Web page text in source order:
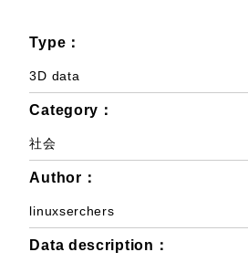
Type：
3D data
Category：
社会
Author：
linuxserchers
Data description：